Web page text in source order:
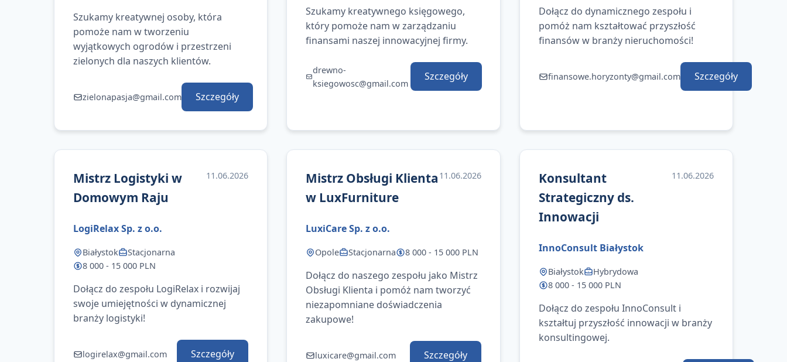
Szukamy kreatywnej osoby, która
pomoże nam w tworzeniu
wyjątkowych ogrodów i przestrzeni
zielonych dla naszych klientów.
zielonapasja@gmail.com Szczegóły
Szukamy kreatywnego księgowego,
który pomoże nam w zarządzaniu
finansami naszej innowacyjnej firmy.
drewno-
ksiegowosc@gmail.com
Szczegóły
Dołącz do dynamicznego zespołu i
pomóż nam kształtować przyszłość
finansów w branży nieruchomości!
finansowe.horyzonty@gmail.com Szczegóły
Mistrz Logistyki w
Domowym Raju
11.06.2026
LogiRelax Sp. z o.o.
Białystok
Stacjonarna
8 000 - 15 000 PLN
Dołącz do zespołu LogiRelax i rozwijaj
swoje umiejętności w dynamicznej
branży logistyki!
logirelax@gmail.com Szczegóły
Mistrz Obsługi Klienta
w LuxFurniture
11.06.2026
LuxiCare Sp. z o.o.
Opole Stacjonarna 8 000 - 15 000 PLN
Dołącz do naszego zespołu jako Mistrz
Obsługi Klienta i pomóż nam tworzyć
niezapomniane doświadczenia
zakupowe!
luxicare@gmail.com Szczegóły
Konsultant
Strategiczny ds.
Innowacji
11.06.2026
InnoConsult Białystok
Białystok
Hybrydowa
8 000 - 15 000 PLN
Dołącz do zespołu InnoConsult i
kształtuj przyszłość innowacji w branży
konsultingowej.